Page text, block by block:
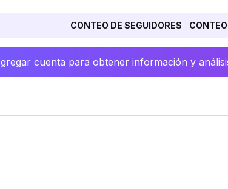
CONTEO DE SEGUIDORES
cuenta para obtener información y